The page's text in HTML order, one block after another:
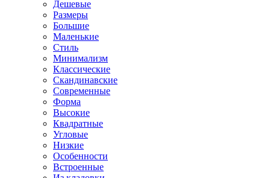
Дешевые
Размеры
Большие
Маленькие
Стиль
Минимализм
Классические
Скандинавские
Современные
Форма
Высокие
Квадратные
Угловые
Низкие
Особенности
Встроенные